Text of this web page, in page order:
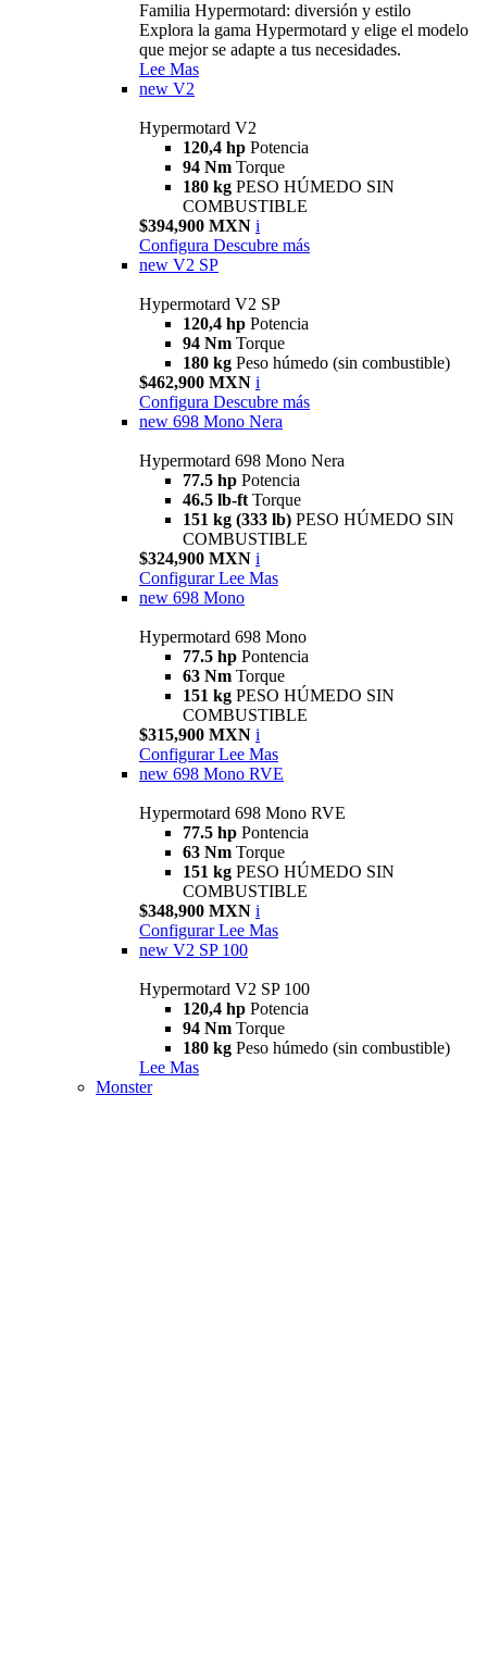
Familia Hypermotard: diversión y estilo
Explora la gama Hypermotard y elige el modelo
que mejor se adapte a tus necesidades.
Lee Mas
new V2
Hypermotard V2
120,4 hp Potencia
94 Nm Torque
180 kg PESO HÚMEDO SIN
COMBUSTIBLE
$394,900 MXN i
Configura Descubre más
new V2 SP
Hypermotard V2 SP
120,4 hp Potencia
94 Nm Torque
180 kg Peso húmedo (sin combustible)
$462,900 MXN i
Configura Descubre más
new 698 Mono Nera
Hypermotard 698 Mono Nera
77.5 hp Potencia
46.5 lb-ft Torque
151 kg (333 lb) PESO HÚMEDO SIN
COMBUSTIBLE
$324,900 MXN i
Configurar Lee Mas
new 698 Mono
Hypermotard 698 Mono
77.5 hp Pontencia
63 Nm Torque
151 kg PESO HÚMEDO SIN
COMBUSTIBLE
$315,900 MXN i
Configurar Lee Mas
new 698 Mono RVE
Hypermotard 698 Mono RVE
77.5 hp Pontencia
63 Nm Torque
151 kg PESO HÚMEDO SIN
COMBUSTIBLE
$348,900 MXN i
Configurar Lee Mas
new V2 SP 100
Hypermotard V2 SP 100
120,4 hp Potencia
94 Nm Torque
180 kg Peso húmedo (sin combustible)
Lee Mas
Monster